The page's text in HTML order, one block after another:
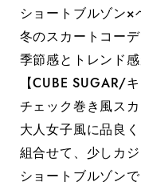
ショートブルゾン×
冬のスカートコーデ
季節感とトレンド
【CUBE SUGAR/
チェック巻き風ス
大人女子風に品良
組合せて、少しカ
ショートブルゾン